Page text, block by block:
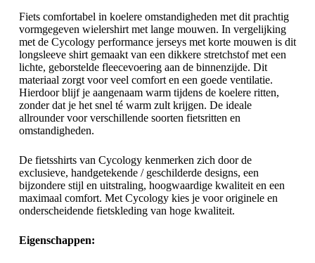
Fiets comfortabel in koelere omstandigheden met dit prachtig
vormgegeven wielershirt met lange mouwen. In vergelijking
met de Cycology performance jerseys met korte mouwen is dit
longsleeve shirt gemaakt van een dikkere stretchstof met een
lichte, geborstelde fleecevoering aan de binnenzijde. Dit
materiaal zorgt voor veel comfort en een goede ventilatie.
Hierdoor blijf je aangenaam warm tijdens de koelere ritten,
zonder dat je het snel té warm zult krijgen. De ideale
allrounder voor verschillende soorten fietsritten en
omstandigheden.
De fietsshirts van Cycology kenmerken zich door de
exclusieve, handgetekende / geschilderde designs, een
bijzondere stijl en uitstraling, hoogwaardige kwaliteit en een
maximaal comfort. Met Cycology kies je voor originele en
onderscheidende fietskleding van hoge kwaliteit.
Eigenschappen: